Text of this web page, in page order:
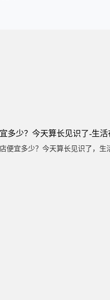
多少？今天算长见识了-生活
宜多少？今天算长见识了，生